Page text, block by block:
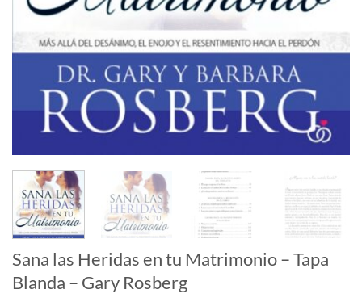
Sana las Heridas en tu Matrimonio – Tapa
Blanda – Gary Rosberg